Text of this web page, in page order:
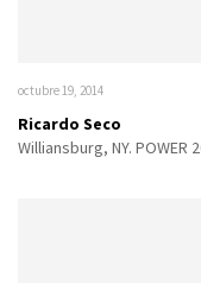
octubre 19, 2014
Ricardo Seco
Williansburg, NY. POWER